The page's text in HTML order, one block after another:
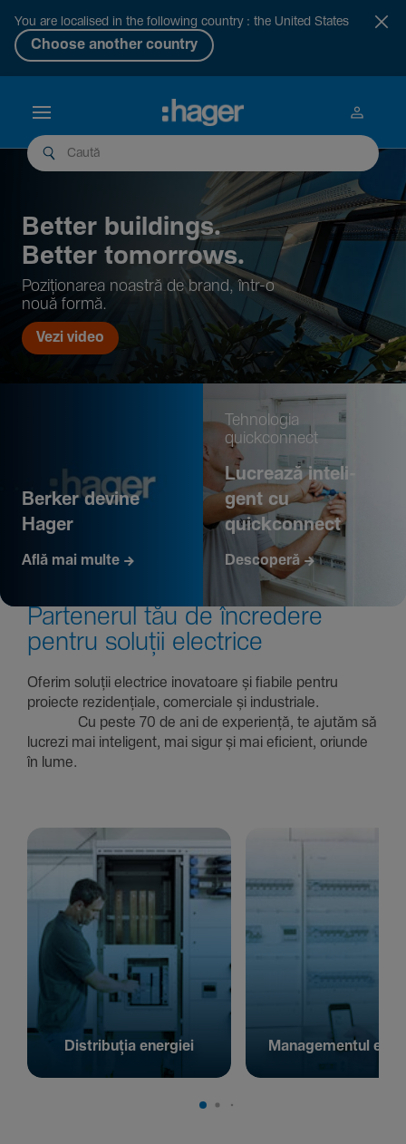
You are localised in the following country : the United States
Choose another country
Better buil­dings.
Better tomor­rows.
Pozi­țio­narea noastră de brand, într-o
nouă formă.
Vezi video
Berker devine
Hager
Află mai multe
Tehno­logia
quickconnect
Lucrează inte­li­
gent cu
quickconnect
Descoperă
Parte­nerul tău de încre­dere
pentru soluții electrice
Oferim soluții electrice inova­toare și fiabile pentru
proiecte rezi­den­țiale, comer­ciale și indus­triale.
Cu peste 70 de ani de expe­riență, te ajutăm să
lucrezi mai inte­li­gent, mai sigur și mai eficient, oriunde
în lume.
Distribuția energiei Managementul